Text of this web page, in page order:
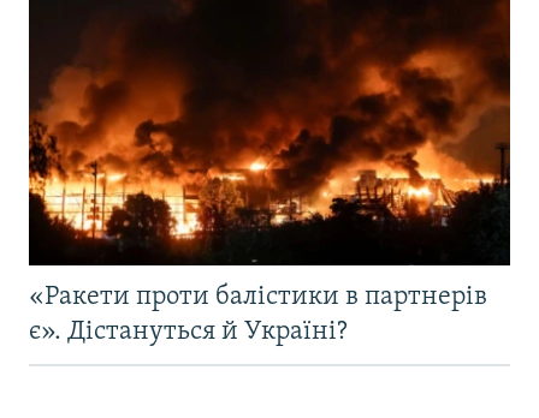
«Ракети проти балістики в партнерів
є». Дістануться й Україні?